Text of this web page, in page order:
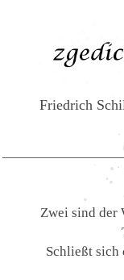
Friedrich
Zwei sind der
Schließt sich